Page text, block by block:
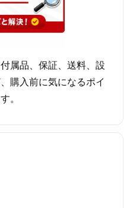
属品、保証、送料、設
購入前に気になるポイ
。